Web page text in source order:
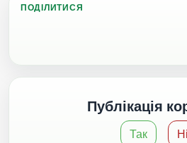
ПОДІЛИТИСЯ
Публікація
Так Ні